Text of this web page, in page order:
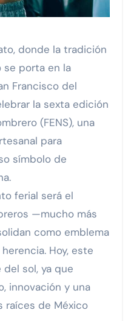
donde la tradición
se porta en la
Francisco del
la sexta edición
(FENS), una
para
símbolo de
ferial será el
—mucho más
como emblema
Hoy, este
sol, ya que
innovación y una
raíces de México